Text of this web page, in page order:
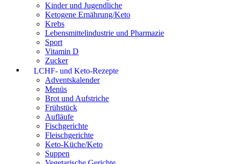
Kinder und Jugendliche
Ketogene Ernährung/Keto
Krebs
Lebensmittelindustrie und Pharmazie
Sport
Vitamin D
Zucker
LCHF- und Keto-Rezepte
Adventskalender
Menüs
Brot und Aufstriche
Frühstück
Aufläufe
Fischgerichte
Fleischgerichte
Keto-Küche/Keto
Suppen